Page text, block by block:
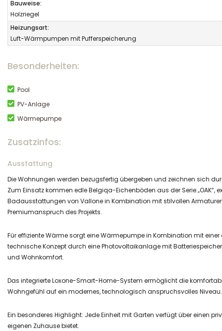
Bauweise:
Holzriegel
Heizungsart:
Luft-Wärmpumpen mit Pufferspeicherung
Besonderheiten:
Pool
PV-Anlage
Wärmepumpe
Zusatzinfos:
Ausstattung
Die Wohnungen werden bezugsfertig übergeben und zeichnen sich
Zum Einsatz kommen edle Belgiqa-Eichenböden aus der Serie „OAK“,
Badausstattungen von Vallone in Kombination mit stilvollen
Premiumanspruch des Projekts.
Für effiziente Wärme sorgt eine Wärmepumpe in Kombination mit
technische Konzept durch eine Photovoltaikanlage mit
und Wohnkomfort.
Das integrierte Loxone-Smart-Home-System ermöglicht die
Wohngefühl auf ein modernes, technologisch anspruchsvolles Niveau.
Ein besonderes Highlight: Jede Einheit mit Garten verfügt über einen
eigenen Zuhause bietet.